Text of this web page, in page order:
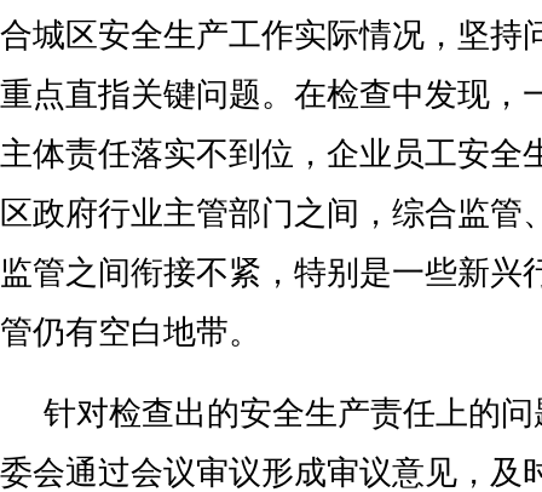
合城区安全生产工作实际情况，坚持
重点直指关键问题。在检查中发现，
主体责任落实不到位，企业员工安全
区政府行业主管部门之间，综合监管
监管之间衔接不紧，特别是一些新兴
管仍有空白地带。
针对检查出的安全生产责任上的
委会通过会议审议形成审议意见，及